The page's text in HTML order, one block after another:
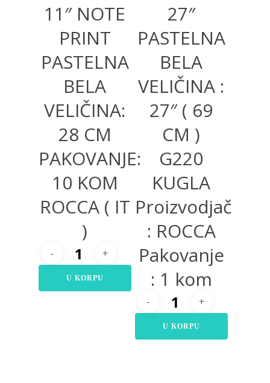
11″ NOTE
PRINT
PASTELNA
BELA
VELIČINA:
28 CM
PAKOVANJE:
10 KOM
ROCCA ( IT
)
U KORPU
27″
PASTELNA
BELA
VELIČINA :
27″ ( 69
CM )
G220
KUGLA
Proizvodjač
: ROCCA
Pakovanje
: 1 kom
U KORPU